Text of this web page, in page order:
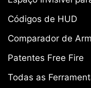
Códigos de HUD
Comparador de
Patentes Free Fire
Todas as